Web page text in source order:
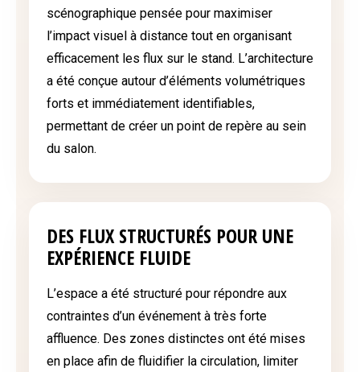
scénographique pensée pour maximiser
l’impact visuel à distance tout en organisant
efficacement les flux sur le stand. L’architecture
a été conçue autour d’éléments volumétriques
forts et immédiatement identifiables,
permettant de créer un point de repère au sein
du salon.
DES FLUX STRUCTURÉS POUR UNE
EXPÉRIENCE FLUIDE
L’espace a été structuré pour répondre aux
contraintes d’un événement à très forte
affluence. Des zones distinctes ont été mises
en place afin de fluidifier la circulation, limiter